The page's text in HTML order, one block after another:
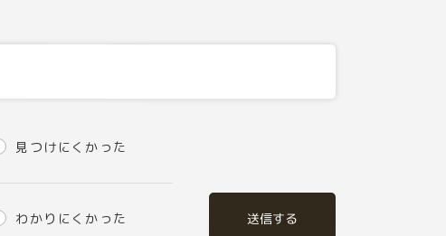
見つけにくかった
わかりにくかった 送信する